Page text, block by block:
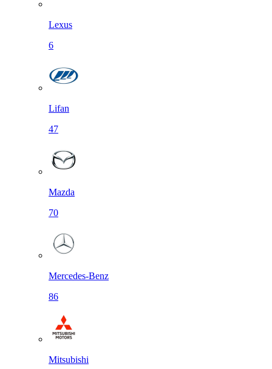
Lexus
6
Lifan
47
Mazda
70
Mercedes-Benz
86
Mitsubishi